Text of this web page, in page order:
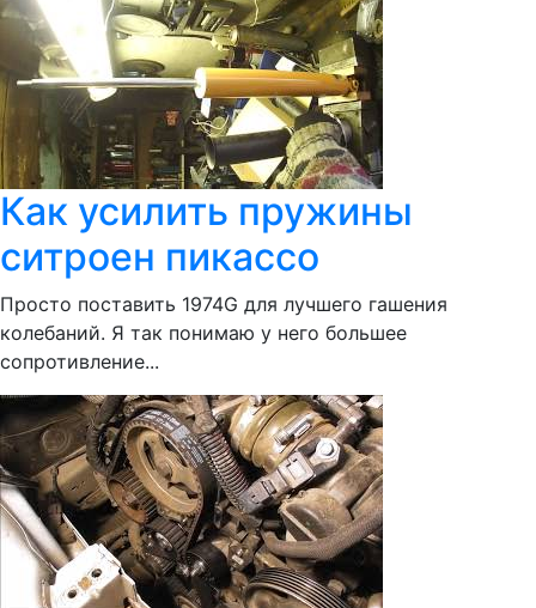
Как усилить пружины
ситроен пикассо
Просто поставить 1974G для лучшего гашения
колебаний. Я так понимаю у него большее
сопротивление...